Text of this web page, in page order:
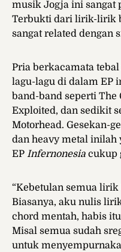
musik Jogja ini sangat
Terbukti dari lirik-lirik
sangat related dengan
Pria berkacamata
lagu-lagu di dalam EP
band-band seperti The
Exploited, dan sedikit
Motorhead. Gesekan-
dan heavy metal inilah
EP Infernonesia cukup
“Kebetulan semua
Biasanya, aku nulis
chord mentah, habis
Misal semua sudah
untuk